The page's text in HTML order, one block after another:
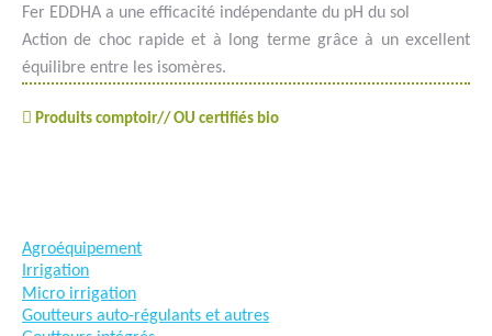
Fer EDDHA a une efficacité indépendante du pH du sol
Action de choc rapide et à long terme grâce à un excellent
équilibre entre les isomères.
Produits comptoir// OU certifiés bio
Agroéquipement
Irrigation
Micro irrigation
Goutteurs auto-régulants et autres